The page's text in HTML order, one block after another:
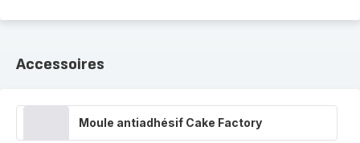
Accessoires
Moule antiadhésif Cake Factory